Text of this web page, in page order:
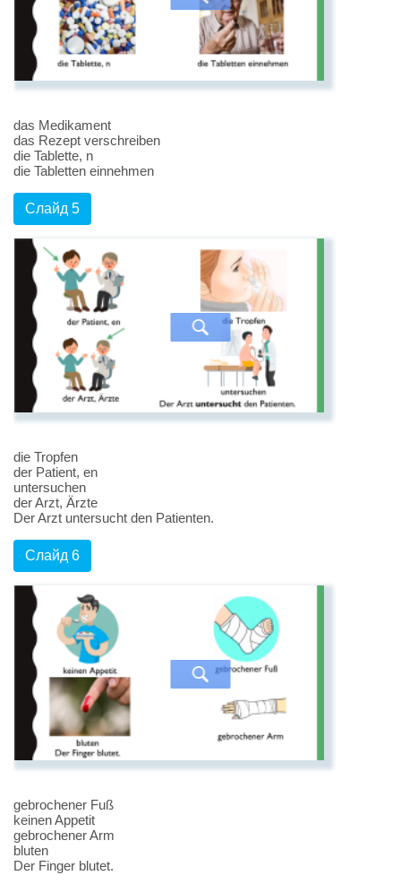
das Medikament
das Rezept verschreiben
die Tablette, n
die Tabletten einnehmen
Слайд 5
die Tropfen
der Patient, en
untersuchen
der Arzt, Ärzte
Der Arzt untersucht den Patienten.
Слайд 6
gebrochener Fuß
keinen Appetit
gebrochener Arm
bluten
Der Finger blutet.